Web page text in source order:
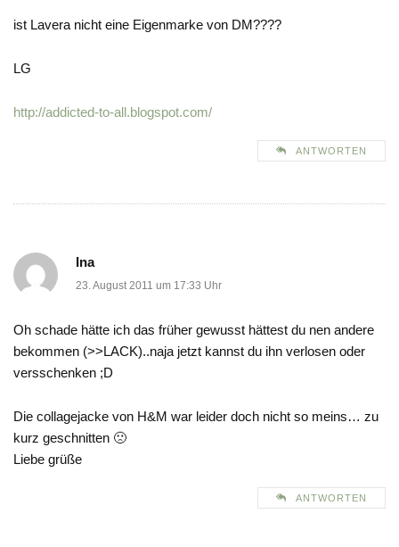
ist Lavera nicht eine Eigenmarke von DM????
LG
http://addicted-to-all.blogspot.com/
ANTWORTEN
Ina
23. August 2011 um 17:33 Uhr
Oh schade hätte ich das früher gewusst hättest du nen andere
bekommen (>>LACK)..naja jetzt kannst du ihn verlosen oder
versschenken ;D
Die collagejacke von H&M war leider doch nicht so meins… zu
kurz geschnitten 🙁
Liebe grüße
ANTWORTEN